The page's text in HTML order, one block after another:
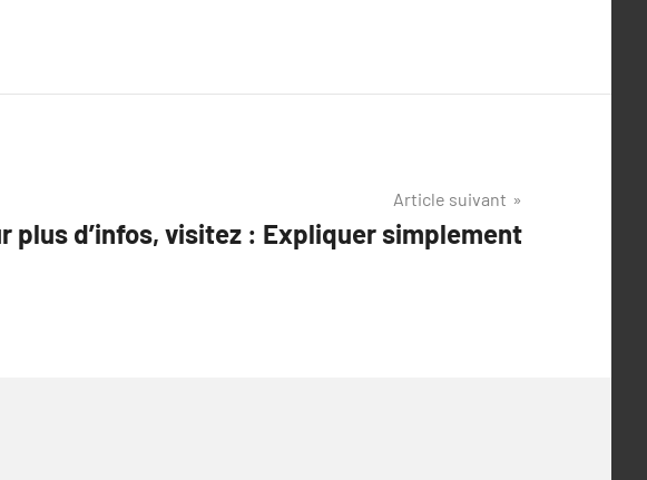
Article suivant
plus d’infos, visitez : Expliquer simplement